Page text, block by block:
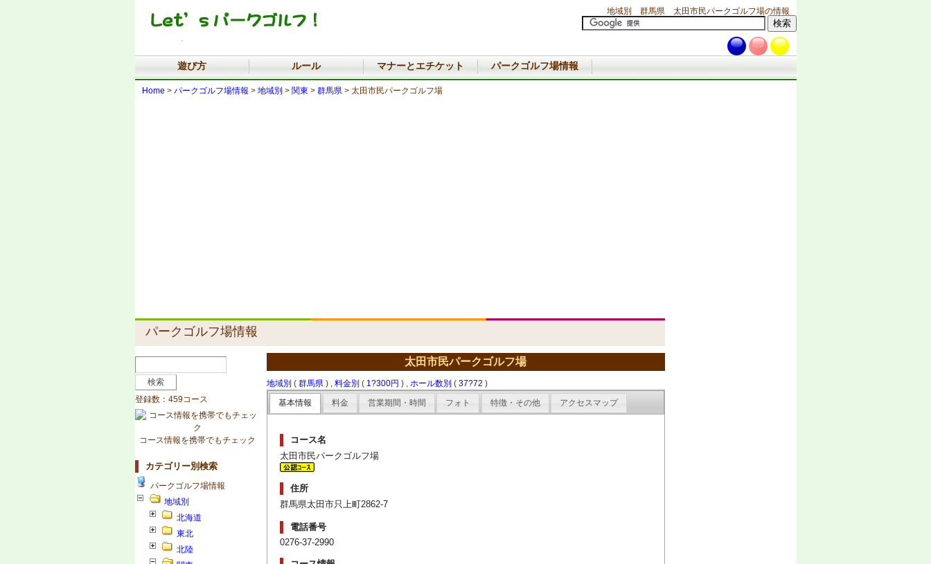
地域別 群馬県 太田市民パークゴルフ場の情報
遊び方 ルール マナーとエチケット パークゴルフ場情報
Home > パークゴルフ場情報 > 地域別 > 関東 > 群馬県> 太田市民パークゴルフ場
パークゴルフ場情報
登録数：459コース
コース情報を携帯でもチェック
カテゴリー別検索
パークゴルフ場情報
地域別
北海道
東北
北陸
太田市民パークゴルフ場
地域別 ( 群馬県) , 料金別 ( 1?300円 ) , ホール数別 ( 37?72 )
基本情報
料金 営業期間・時間 フォト 特徴・その他 アクセスマップ
コース名
太田市民パークゴルフ場
住所
群馬県太田市只上町2862-7
電話番号
0276-37-2990